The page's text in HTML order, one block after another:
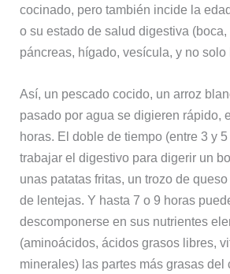
cocinado, pero también incide la
o su estado de salud digestiva (boca,
páncreas, hígado, vesícula, y no solo
Así, un pescado cocido, un arroz
pasado por agua se digieren rápido,
horas. El doble de tiempo (entre 3 y
trabajar el digestivo para digerir un
unas patatas fritas, un trozo de
de lentejas. Y hasta 7 o 9 horas
descomponerse en sus nutrientes
(aminoácidos, ácidos grasos libres,
minerales) las partes más grasas del